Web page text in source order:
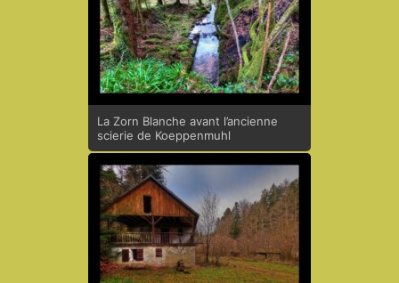
La Zorn Blanche avant l’ancienne
scierie de Koeppenmuhl